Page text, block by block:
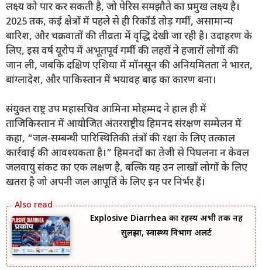
लक्ष्य को पार कर सकती है, जो पेरिस समझौते का प्रमुख लक्ष्य है।
2025 तक, कई क्षेत्रों में पहले से ही रिकॉर्ड तोड़ गर्मी, असामान्य
बारिश, और चक्रवातों की तीव्रता में वृद्धि देखी जा रही है। उदाहरण के
लिए, इस वर्ष यूरोप में अभूतपूर्व गर्मी की लहरों ने हजारों लोगों की
जान ली, जबकि दक्षिण एशिया में मॉनसून की अनियमितता ने भारत,
बांग्लादेश, और पाकिस्तान में भयावह बाढ़ का कारण बना।
संयुक्त राष्ट्र उप महासचिव आमिना मोहम्मद ने हाल ही में
ताजिकिस्तान में आयोजित अंतरराष्ट्रीय हिमनद संरक्षण सम्मेलन में
कहा, “जल-सम्बन्धी पारिस्थितिकी तंत्रों की रक्षा के लिए तत्काल
कार्रवाई की आवश्यकता है।” हिमनदों का तेजी से पिघलना न केवल
जलवायु संकट का एक लक्षण है, बल्कि यह उन लाखों लोगों के लिए
खतरा है जो अपनी जल आपूर्ति के लिए इन पर निर्भर हैं।
Explosive Diarrhea का रहस्य अभी तक नहीं
सुलझा, स्वास्थ्य विभाग अलर्ट